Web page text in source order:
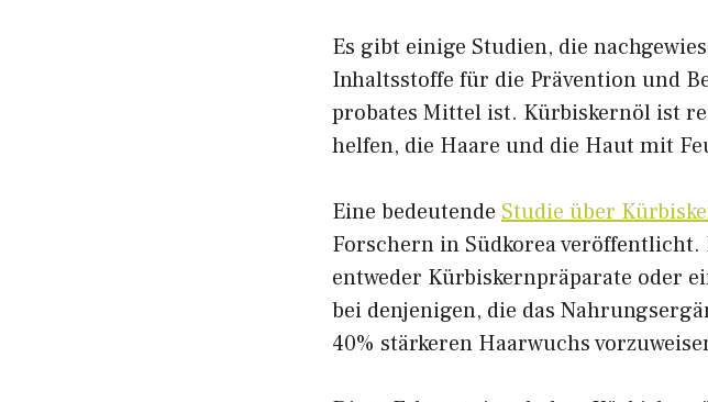
Es gibt einige Studien, die
Inhaltsstoffe für die Prävention und
probates Mittel ist. Kürbiskernöl ist
helfen, die Haare und die Haut mit
Eine bedeutende Studie über
Forschern in Südkorea
entweder Kürbiskernpräparate oder
bei denjenigen, die das
40% stärkeren Haarwuchs